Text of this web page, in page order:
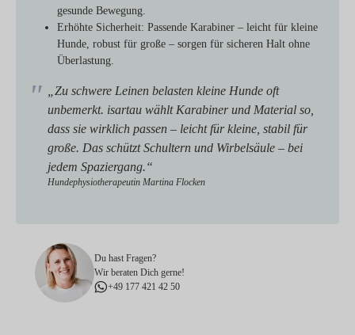
gesunde Bewegung.
Erhöhte Sicherheit: Passende Karabiner – leicht für kleine
Hunde, robust für große – sorgen für sicheren Halt ohne
Überlastung.
„Zu schwere Leinen belasten kleine Hunde oft
unbemerkt. isartau wählt Karabiner und Material so,
dass sie wirklich passen – leicht für kleine, stabil für
große. Das schützt Schultern und Wirbelsäule – bei
jedem Spaziergang.“
Hundephysiotherapeutin Martina Flocken
Du hast Fragen?
Wir beraten Dich gerne!
+49 177 421 42 50